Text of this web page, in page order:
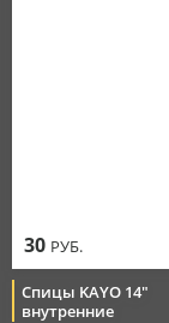
30 РУБ.
Спицы KAYO 14"
внутренние